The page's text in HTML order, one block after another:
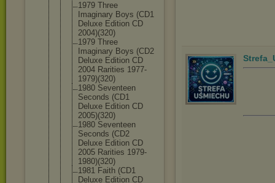
1979 Three
Imaginary Boys (CD1
Deluxe Edition CD
2004)(320)
1979 Three
Imaginary Boys (CD2
Deluxe Edition CD
2004 Rarities 1977-
1979)(320)
1980 Seventeen
Seconds (CD1
Deluxe Edition CD
2005)(320)
1980 Seventeen
Seconds (CD2
Deluxe Edition CD
2005 Rarities 1979-
1980)(320)
1981 Faith (CD1
Deluxe Edition CD